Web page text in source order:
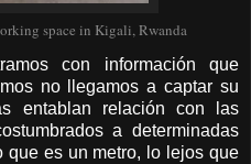
space in Kigali, Rwanda
con información que
no llegamos a captar su
entablan relación con las
a determinadas
que es un metro, lo lejos que